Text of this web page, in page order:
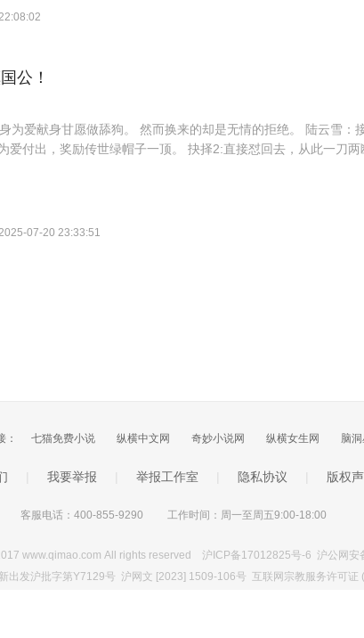
脚踏公卿，拳打门阀，平内乱，造火器，覆敌国，成就最强逍遥
公！
为爱献身甘愿做舔狗。 然而换来的却是无情的拒绝。 陆云雪
爱付出，奖励传世绿帽子一顶。 抉择2:直接怼回去，从此一刀
07-20 23:33:51
： 七猫免费小说 纵横中文网 奇妙小说网 纵横女生网 脑
我要举报 举报工作室 隐私协议 版权
客服电话：400-855-9290 工作时间：周一至周五9:00-18:00
www.qimao.com All rights reserved 沪ICP备17012825号-6 沪公网安
出发沪批字第Y7129号 沪网文 [2023] 1509-106号 互联网宗教服务许可证